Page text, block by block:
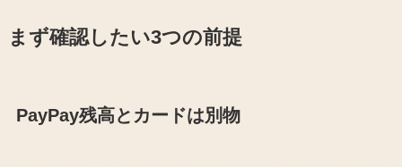
まず確認したい3つの前提
PayPay残高とカードは別物